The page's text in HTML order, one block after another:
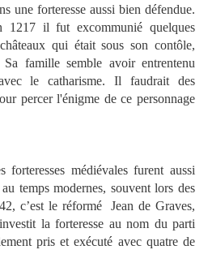
une forteresse aussi bien défendue.
1217 il fut excommunié quelques
qui était sous son contôle,
famille semble avoir entrentenu
le catharisme. Il faudrait des
percer l'énigme de ce personnage
médiévales furent aussi
temps modernes, souvent lors des
c’est le réformé
Jean de Graves,
la forteresse au nom du parti
pris et exécuté avec quatre de